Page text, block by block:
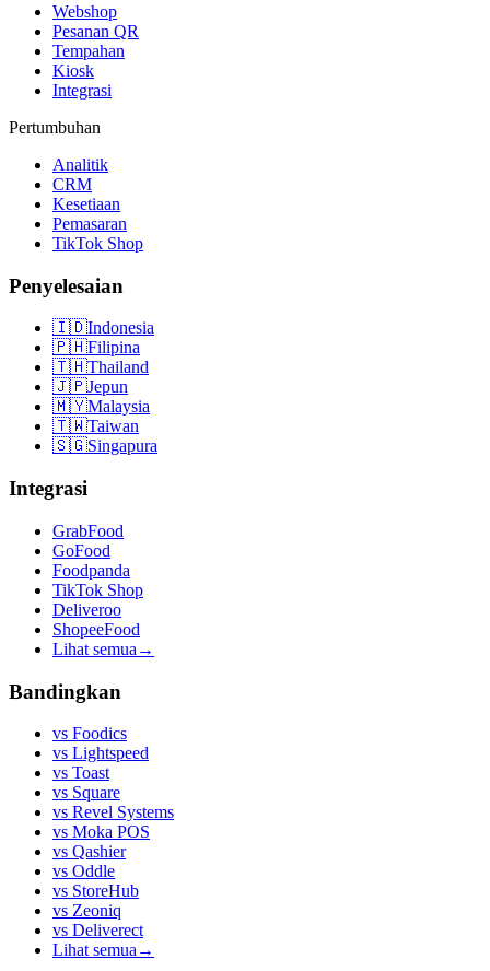
Webshop
Pesanan QR
Tempahan
Kiosk
Integrasi
Pertumbuhan
Analitik
CRM
Kesetiaan
Pemasaran
TikTok Shop
Penyelesaian
🇮🇩Indonesia
🇵🇭Filipina
🇹🇭Thailand
🇯🇵Jepun
🇲🇾Malaysia
🇹🇼Taiwan
🇸🇬Singapura
Integrasi
GrabFood
GoFood
Foodpanda
TikTok Shop
Deliveroo
ShopeeFood
Lihat semua →
Bandingkan
vs Foodics
vs Lightspeed
vs Toast
vs Square
vs Revel Systems
vs Moka POS
vs Qashier
vs Oddle
vs StoreHub
vs Zeoniq
vs Deliverect
Lihat semua →